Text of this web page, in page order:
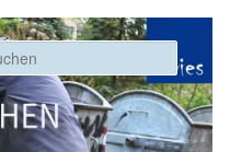
Kirche in Essen